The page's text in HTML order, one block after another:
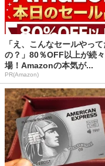
「え、こんなセールやって
の？」80％OFF以上が続
場！Amazonの本気が...
PR(Amazon)